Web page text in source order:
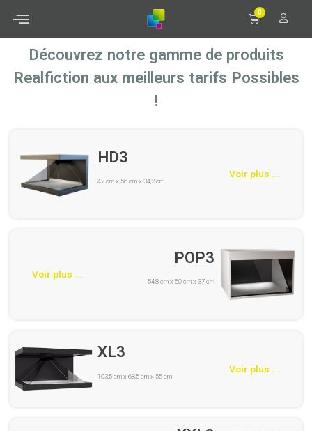
0
Découvrez notre gamme de produits
Realfiction aux meilleurs tarifs Possibles
!
HD3
42 cm x 56 cm x 34,2 cm
Voir plus ...
Voir plus ...
POP3
54,8 cm x 50 cm x 37 cm
XL3
103,5 cm x 68,5 cm x 55 cm
Voir plus ...